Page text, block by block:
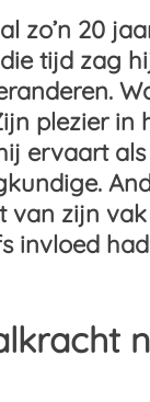
zo’n 20
tijd zag
plezier in
ervaart als
van zijn
invloed